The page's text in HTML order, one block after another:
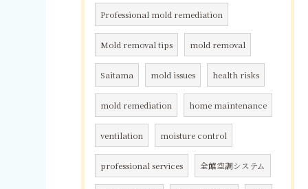
Professional mold remediation
Mold removal tips mold removal
Saitama mold issues health risks
mold remediation home maintenance
ventilation moisture control
professional services 全館空調システム